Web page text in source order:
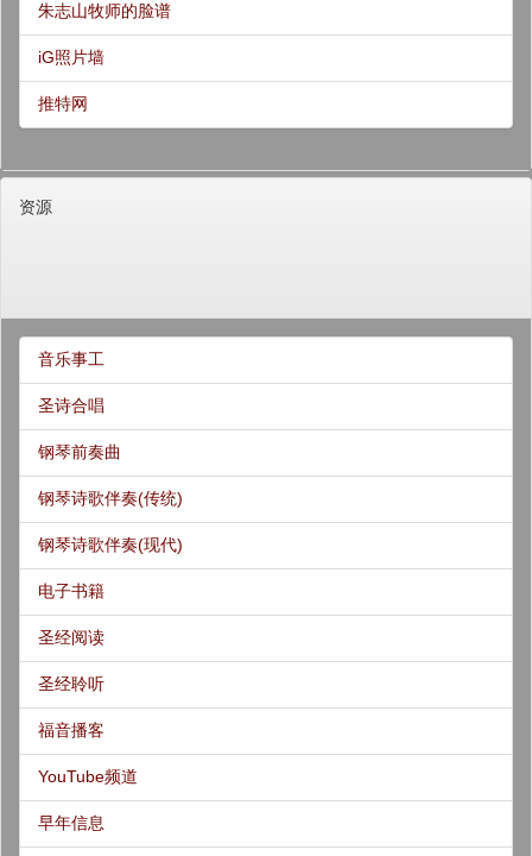
朱志山牧师的脸谱
iG照片墙
推特网
资源
音乐事工
圣诗合唱
钢琴前奏曲
钢琴诗歌伴奏(传统)
钢琴诗歌伴奏(现代)
电子书籍
圣经阅读
圣经聆听
福音播客
YouTube频道
早年信息